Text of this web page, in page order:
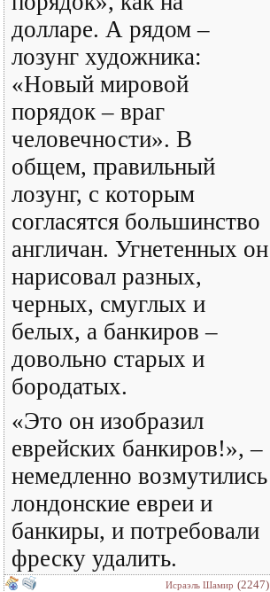
долларе. А рядом –
лозунг художника:
«Новый мировой
порядок – враг
человечности». В
общем, правильный
лозунг, с которым
согласятся большинство
англичан. Угнетенных он
нарисовал разных,
черных, смуглых и
белых, а банкиров –
довольно старых и
бородатых.
«Это он изобразил
еврейских банкиров!», –
немедленно возмутились
лондонские евреи и
банкиры, и потребовали
фреску удалить.
Исраэль Шамир (2247)